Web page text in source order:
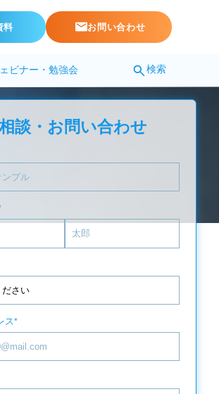
料 お問い合わせ
ビナー・勉強会 検索
談・お問い合わせ
ス*